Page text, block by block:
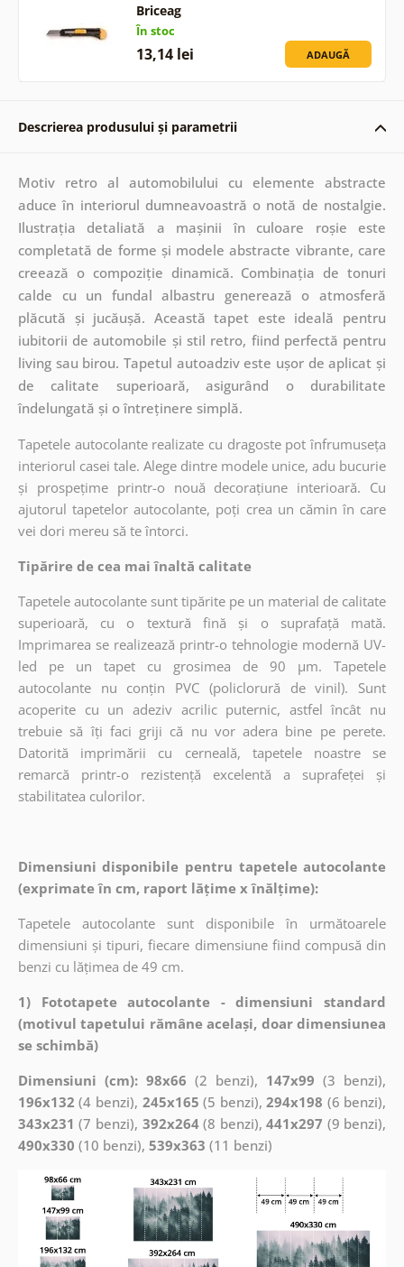
Briceag
În stoc
13,14 lei ADAUGĂ
Descrierea produsului și parametrii
Motiv retro al automobilului cu elemente abstracte
aduce în interiorul dumneavoastră o notă de nostalgie.
Ilustrația detaliată a mașinii în culoare roșie este
completată de forme și modele abstracte vibrante, care
creează o compoziție dinamică. Combinația de tonuri
calde cu un fundal albastru generează o atmosferă
plăcută și jucăușă. Această tapet este ideală pentru
iubitorii de automobile și stil retro, fiind perfectă pentru
living sau birou. Tapetul autoadziv este ușor de aplicat și
de calitate superioară, asigurând o durabilitate
îndelungată și o întreținere simplă.
Tapetele autocolante realizate cu dragoste pot înfrumuseța
interiorul casei tale. Alege dintre modele unice, adu bucurie
și prospețime printr-o nouă decorațiune interioară. Cu
ajutorul tapetelor autocolante, poți crea un cămin în care
vei dori mereu să te întorci.
Tipărire de cea mai înaltă calitate
Tapetele autocolante sunt tipărite pe un material de calitate
superioară, cu o textură fină și o suprafață mată.
Imprimarea se realizează printr-o tehnologie modernă UV-
led pe un tapet cu grosimea de 90 µm. Tapetele
autocolante nu conțin PVC (policlorură de vinil). Sunt
acoperite cu un adeziv acrilic puternic, astfel încât nu
trebuie să îți faci griji că nu vor adera bine pe perete.
Datorită imprimării cu cerneală, tapetele noastre se
remarcă printr-o rezistență excelentă a suprafeței și
stabilitatea culorilor.
Dimensiuni disponibile pentru tapetele autocolante
(exprimate în cm, raport lățime x înălțime):
Tapetele autocolante sunt disponibile în următoarele
dimensiuni și tipuri, fiecare dimensiune fiind compusă din
benzi cu lățimea de 49 cm.
1) Fototapete autocolante - dimensiuni standard
(motivul tapetului rămâne același, doar dimensiunea
se schimbă)
Dimensiuni (cm): 98x66 (2 benzi), 147x99 (3 benzi),
196x132 (4 benzi), 245x165 (5 benzi),294x198 (6 benzi),
343x231 (7 benzi), 392x264(8 benzi),441x297 (9 benzi),
490x330 (10 benzi), 539x363 (11 benzi)